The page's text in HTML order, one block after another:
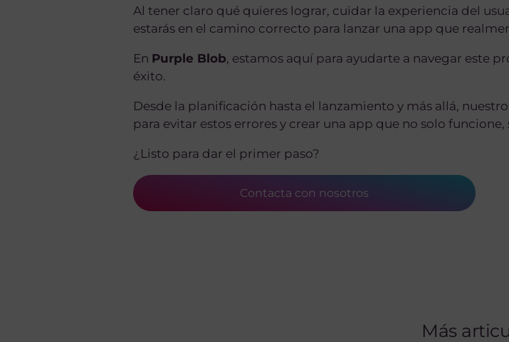
Al tener claro qué quieres lograr, cuidar la experiencia del
estarás en el camino correcto para lanzar una app que
En Purple Blob, estamos aquí para ayudarte a navegar este
éxito.
Desde la planificación hasta el lanzamiento y más allá,
para evitar estos errores y crear una app que no solo
¿Listo para dar el primer paso?
Contacta con nosotros
Más